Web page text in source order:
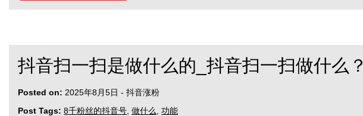
抖音扫一扫是做什么的_抖音扫一扫做什么？
Posted on: 2025年8月5日 - 抖音涨粉
Post Tags: 8千粉丝的抖音号 做什么 功能